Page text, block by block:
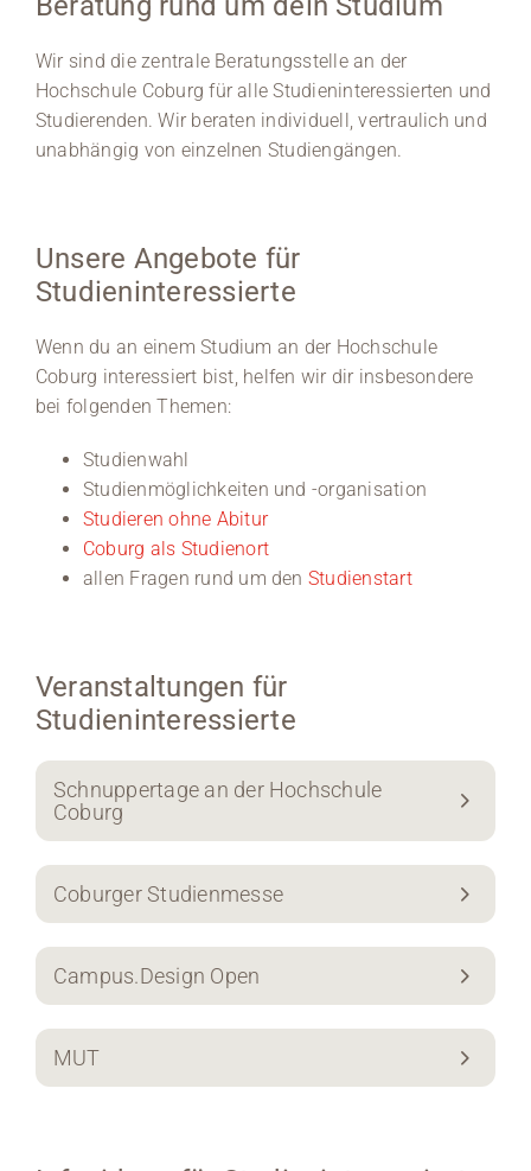
Medien
Stellenangebote
Wir sind die zentrale Beratungsstelle an der
Hochschule Coburg für alle Studieninteressierten und
Studierenden. Wir beraten individuell, vertraulich und
unabhängig von einzelnen Studiengängen.
Unsere Angebote für
Studieninteressierte
Wenn du an einem Studium an der Hochschule
Coburg interessiert bist, helfen wir dir insbesondere
bei folgenden Themen:
Studienwahl
Studienmöglichkeiten und -organisation
Studieren ohne Abitur
Coburg als Studienort
allen Fragen rund um den Studienstart
Veranstaltungen für
Studieninteressierte
Schnuppertage an der Hochschule
Coburg
Coburger Studienmesse
Campus.Design Open
MUT